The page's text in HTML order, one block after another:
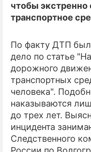
чтобы экстренно
транспортное
По факту ДТП
дело по статье
дорожного
транспортных
человека".
наказываются
до трех лет.
инцидента
Следственного